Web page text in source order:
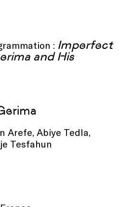
: Imperfect
and His
Arefe, Abiye Tedla,
Tesfahun